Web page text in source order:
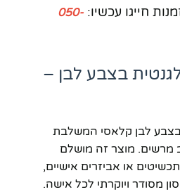
חייגו עכשיו: 050-
בצבע לבן –
לבן קלאסי המשלבת
מרשים. מוצר זה מושלם
או אביזרים אישיים,
מסודר ויוקרתי לכל אישה.